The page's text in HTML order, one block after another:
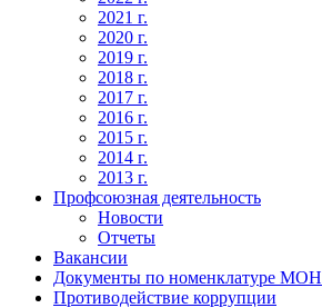
2021 г.
2020 г.
2019 г.
2018 г.
2017 г.
2016 г.
2015 г.
2014 г.
2013 г.
Профсоюзная деятельность
Новости
Отчеты
Вакансии
Документы по номенклатуре МОН
Противодействие коррупции